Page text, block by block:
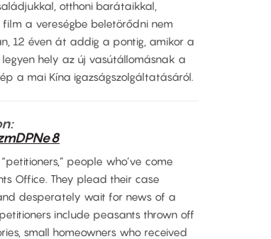
otthoni barátaikkal,
a vereségbe beletörődni nem
12 éven át addig a pontig, amikor a
hely az új vasútállomásnak a
a mai Kína igazságszolgáltatásáról.
people who’ve come
Office. They plead their case
desperately wait for news of a
include peasants thrown off
small homeowners who received